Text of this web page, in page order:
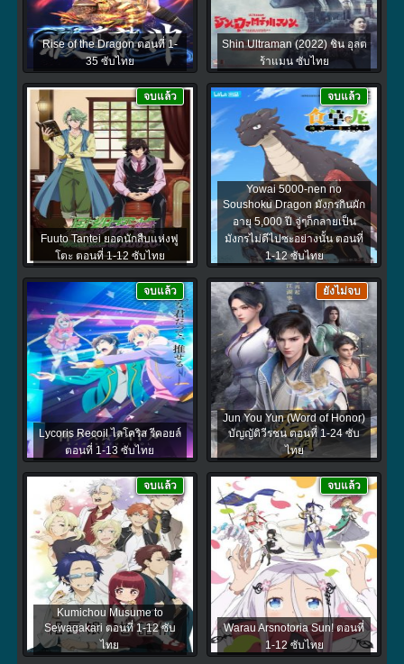
Rise of the Dragon ตอนที่ 1-
35 ซับไทย
Shin Ultraman (2022) ชิน อุลต
ร้าแมน ซับไทย
Fuuto Tantei ยอดนักสืบแห่งฟู
โตะ ตอนที่ 1-12 ซับไทย
จบแล้ว
Yowai 5000-nen no
Soushoku Dragon มังกรกินผัก
อายุ 5,000 ปี จู่ๆก็กลายเป็น
มังกรไม่ดีไปซะอย่างนั้น ตอนที่
1-12 ซับไทย
จบแล้ว
Lycoris Recoil ไลโคริส รีคอยล์
ตอนที่ 1-13 ซับไทย
จบแล้ว
Jun You Yun (Word of Honor)
บัญญัติวีรชน ตอนที่ 1-24 ซับ
ไทย
ยังไม่จบ
Kumichou Musume to
Sewagakari ตอนที่ 1-12 ซับ
ไทย
จบแล้ว
Warau Arsnotoria Sun! ตอนที่
1-12 ซับไทย
จบแล้ว